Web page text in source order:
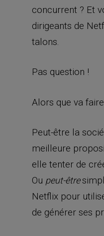
concurrent ? Et
dirigeants de
talons.
Pas question !
Alors que va
Peut-être la
meilleure
elle tenter de
Ou peut-être
Netflix pour
de générer ses